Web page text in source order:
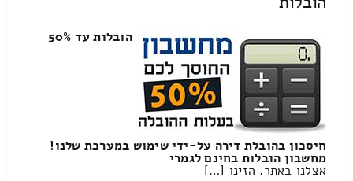
הובלות עד 50%
חיסכון בהובלת דירה על-ידי שימוש במערכת שלנו!
מחשבון הובלות בחינם לגמרי
אצלנו באתר. הזינו […]